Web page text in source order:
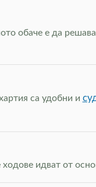
обаче е да
са удобни и
идват от